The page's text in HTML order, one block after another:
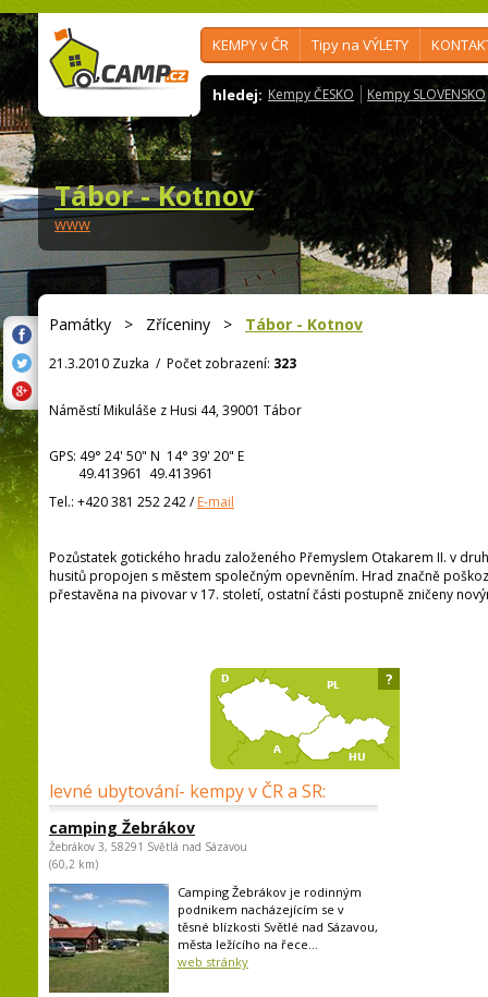
KEMPY v ČR Tipy na VÝLETY
hledej: Kempy ČESKO Kempy SLOVENSKO
Tábor - Kotnov
www
Památky > Zříceniny > Tábor - Kotnov
21.3.2010 Zuzka / Počet zobrazení: 323
Náměstí Mikuláše z Husi 44, 39001 Tábor
GPS: 49° 24' 50" N 14° 39' 20" E
49.413961 49.413961
Tel.: +420 381 252 242/E-mail
Pozůstatek gotického hradu založeného Přemyslem Otakarem II. v
husitů propojen s městem společným opevněním. Hrad značně
přestavěna na pivovar v 17. století, ostatní části postupně zničeny
levné ubytování- kempy v ČR a SR:
camping Žebrákov
Žebrákov 3, 58291 Světlá nad Sázavou
(60,2 km)
Camping Žebrákov je rodinným
podnikem nacházejícím se v
těsné blízkosti Světlé nad Sázavou,
města ležícího na řece...
web stránky
?